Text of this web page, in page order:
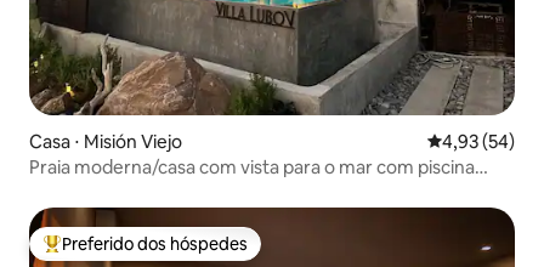
Casa ⋅ Misión Viejo 4,93 de uma
4,93 (54)
Praia moderna/casa com vista para o mar com piscina
Entre os melhores preferidos dos hóspedes
Preferido dos hóspedes